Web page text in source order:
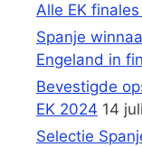
Alle EK
Spanje
Engeland in
Bevestigde
EK 2024 14
Selectie